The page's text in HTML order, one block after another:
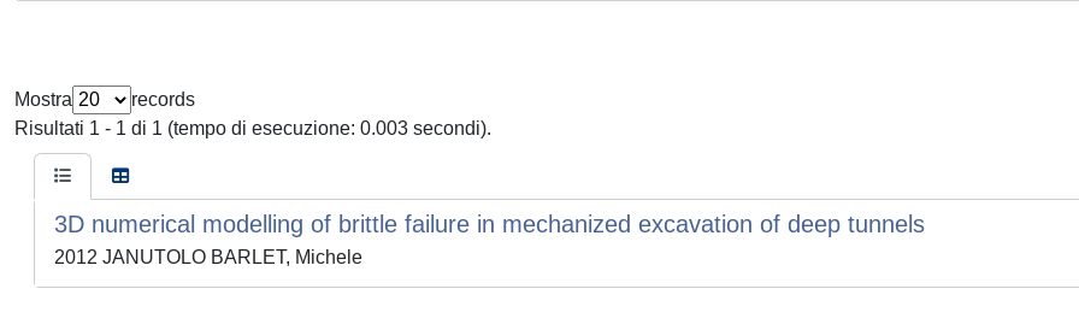
Mostra
records
Risultati 1 - 1 di 1 (tempo di esecuzione: 0.003 secondi).
3D numerical modelling of brittle failure in mechanized excavation of deep tunnels
2012 JANUTOLO BARLET, Michele